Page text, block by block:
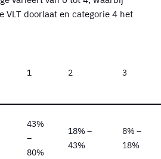
VLT doorlaat en categorie 4 het
1 2 3
43%
–
80%
18% –
43%
8% –
18%